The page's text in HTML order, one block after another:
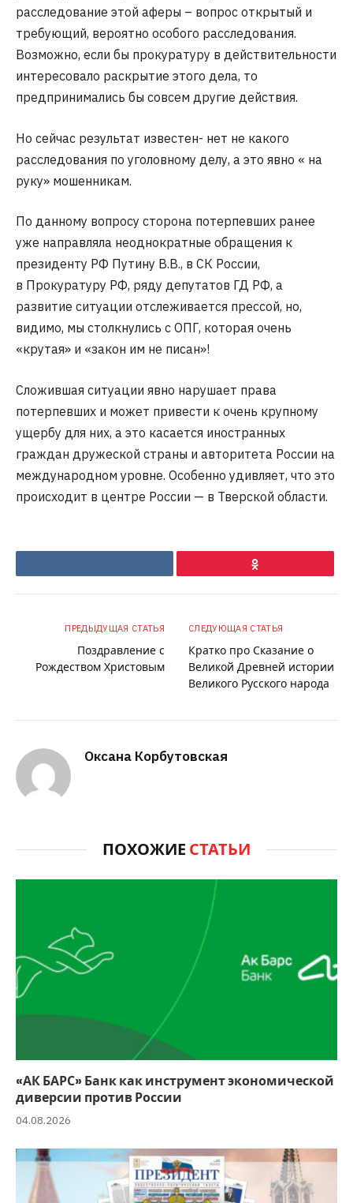
расследование этой аферы – вопрос открытый и
требующий, вероятно особого расследования.
Возможно, если бы прокуратуру в действительности
интересовало раскрытие этого дела, то
предпринимались бы совсем другие действия.
Но сейчас результат известен- нет не какого
расследования по уголовному делу, а это явно « на
руку» мошенникам.
По данному вопросу сторона потерпевших ранее
уже направляла неоднократные обращения к
президенту РФ Путину В.В., в СК России,
в Прокуратуру РФ, ряду депутатов ГД РФ, а
развитие ситуации отслеживается прессой, но,
видимо, мы столкнулись с ОПГ, которая очень
«крутая» и «закон им не писан»!
Сложившая ситуации явно нарушает права
потерпевших и может привести к очень крупному
ущербу для них, а это касается иностранных
граждан дружеской страны и авторитета России на
международном уровне. Особенно удивляет, что это
происходит в центре России — в Тверской области.
Ok
ПРЕДЫДУЩАЯ СТАТЬЯ
Поздравление с
Рождеством Христовым
СЛЕДУЮЩАЯ СТАТЬЯ
Кратко про Сказание о
Великой Древней истории
Великого Русского народа
Оксана Корбутовская
ПОХОЖИЕ СТАТЬИ
«АК БАРС» Банк как инструмент экономической
диверсии против России
04.08.2026